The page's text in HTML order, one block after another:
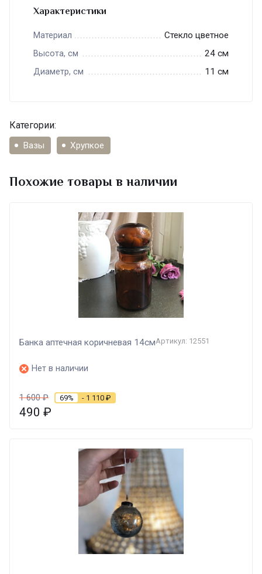
Характеристики
Материал Стекло цветное
Высота, см 24 см
Диаметр, см 11 см
Категории:
Вазы Хрупкое
Похожие товары в наличии
Банка аптечная коричневая 14смАртикул: 12551
Нет в наличии
1 600₽ 69% - 1 110 ₽
490 ₽